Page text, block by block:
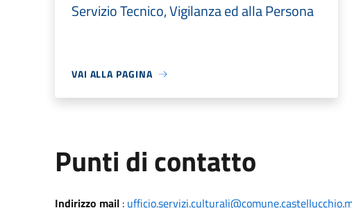
Servizio Tecnico, Vigilanza ed alla Persona
VAI ALLA PAGINA
Punti di contatto
Indirizzo mail: